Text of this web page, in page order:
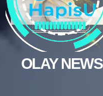
OLAY NEWS